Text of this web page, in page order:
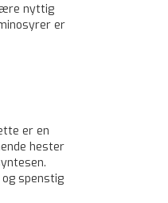
nyttig
er
er en
hester
spenstig